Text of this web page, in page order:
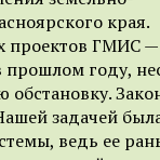
края.
проектов ГМИС —
прошлом году,
задачей
ведь ее